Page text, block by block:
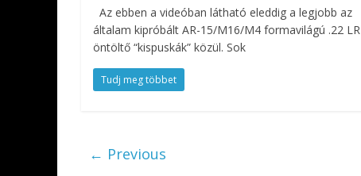
Az ebben a videóban látható eleddig a legjobb az
általam kipróbált AR-15/M16/M4 formavilágú .22 LR
öntöltő “kispuskák” közül. Sok
Tudj meg többet
← Previous